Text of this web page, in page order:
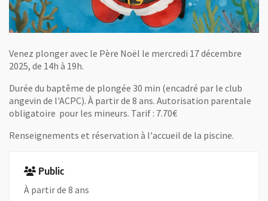
Venez plonger avec le Père Noël le mercredi 17 décembre
2025, de 14h à 19h.
Durée du baptême de plongée 30 min (encadré par le club
angevin de l'ACPC). À partir de 8 ans. Autorisation parentale
obligatoire pour les mineurs. Tarif : 7.70€
Renseignements et réservation à l'accueil de la piscine.
Public
À partir de 8 ans